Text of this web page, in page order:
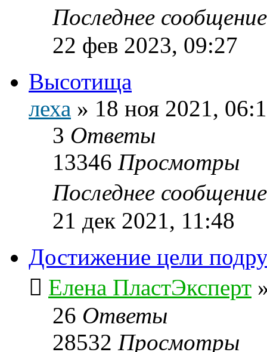
Последнее
22 фев 2023, 09:27
Высотища
леха » 18 ноя 2021,
3 Ответы
13346 Просмотры
Последнее
21 дек 2021, 11:48
Достижение цели
Елена ПластЭксперт
26 Ответы
28532 Просмотры